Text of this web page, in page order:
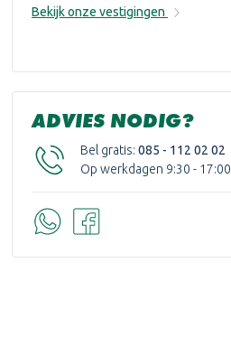
Bekijk onze vestigingen
ADVIES NODIG?
Bel gratis: 085 - 112 02 02
Op werkdagen 9:30 - 17:00